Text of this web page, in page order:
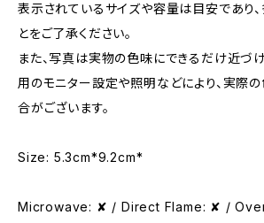
表示されているサイズや容量は目安であり
とをご了承ください。
また、写真は実物の色味にできるだけ近づ
用のモニター設定や照明などにより、実際
合がございます。
Size: 5.3cm*9.2cm*
Microwave: ✘ / Direct Flame: ✘ /